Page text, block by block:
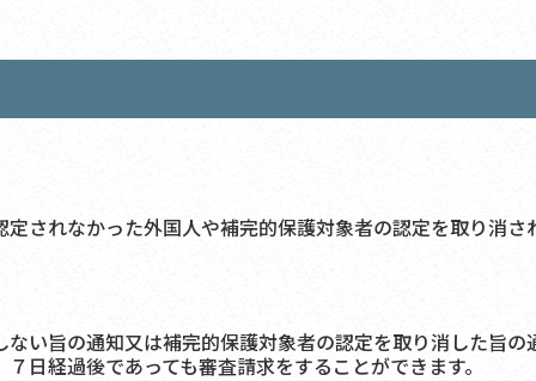
されなかった外国人や補完的保護対象者の認定を取り消
旨の通知又は補完的保護対象者の認定を取り消した旨の
日経過後であっても審査請求をすることができます。